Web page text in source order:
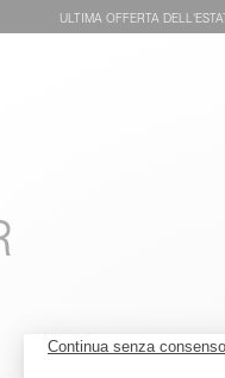
ULTIMA OFFERTA